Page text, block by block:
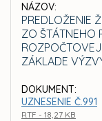
NÁZOV:
PREDLOŽENIE
ZO ŠTÁTNEHO
ZÁKLADE
DOKUMENT:
UZNESENIE Č.991
RTF - 18,27 KB